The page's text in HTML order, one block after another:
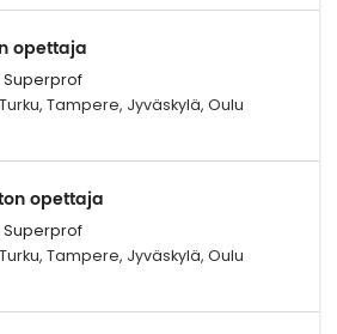
opettaja
Superprof
Tampere, Jyväskylä, Oulu
opettaja
Superprof
Tampere, Jyväskylä, Oulu